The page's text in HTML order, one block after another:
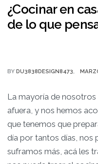
¿Cocinar en
de lo que
BY DU3838DESIGN8473
La mayoría de
afuera, y nos hemos
que tenemos que
día por tantos días, nos
suframos más, acá les